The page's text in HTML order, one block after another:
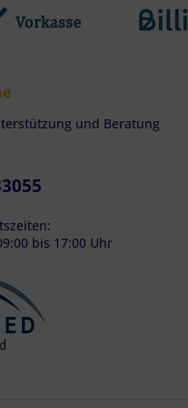
und Beratung
bis 17:00 Uhr